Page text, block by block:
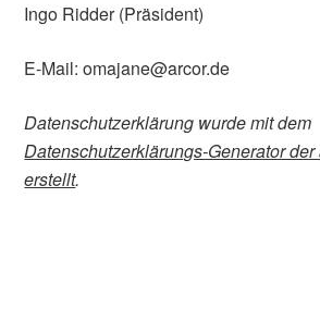
Ingo Ridder (Präsident)
E-Mail: omajane@arcor.de
Datenschutzerklärung wurde mit dem
Datenschutzerklärungs-Generator
erstellt.